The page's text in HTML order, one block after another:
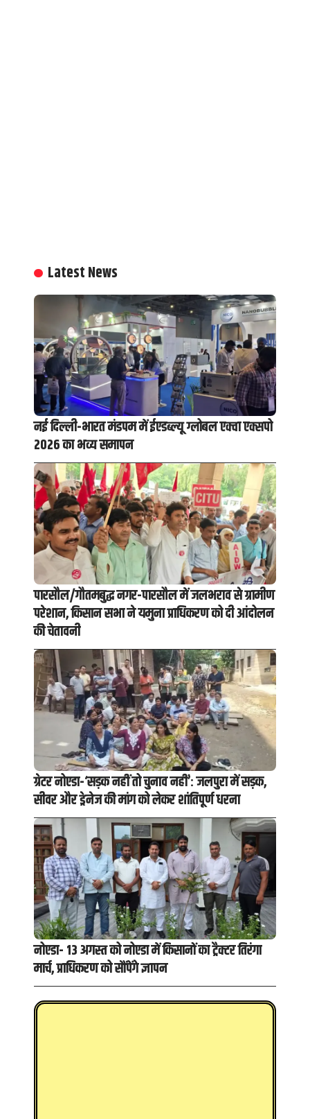
Latest News
नई दिल्ली-भारत मंडपम में ईएडब्ल्यू ग्लोबल एक्वा एक्सपो
2026 का भव्य समापन
पारसौल/गौतमबुद्ध नगर-पारसौल में जलभराव से ग्रामीण
परेशान, किसान सभा ने यमुना प्राधिकरण को दी आंदोलन
की चेतावनी
ग्रेटर नोएडा-‘सड़क नहीं तो चुनाव नहीं’: जलपुरा में सड़क,
सीवर और ड्रेनेज की मांग को लेकर शांतिपूर्ण धरना
नोएडा- 13 अगस्त को नोएडा में किसानों का ट्रैक्टर तिरंगा
मार्च, प्राधिकरण को सौंपेंगे ज्ञापन